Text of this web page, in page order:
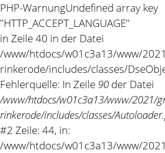
PHP-WarnungUndefined array key
"HTTP_ACCEPT_LANGUAGE"
in Zeile 40 in der Datei
/www/htdocs/w01c3a13/www/
rinkerode/includes/classes/
Fehlerquelle: In Zeile 90 der Datei
/www/htdocs/w01c3a13/www/2021/
rinkerode/includes/classes/
#2 Zeile: 44, in:
/www/htdocs/w01c3a13/www/